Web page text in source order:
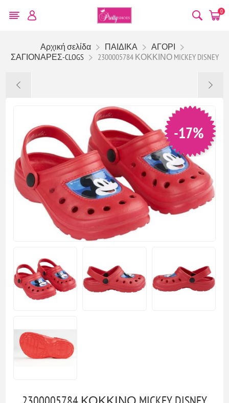
0
Αρχική σελίδα ΠΑΙΔΙΚΑ
ΑΓΟΡΙ
ΣΑΓΙΟΝΑΡΕΣ-CLOGS
2300005784 ΚΟΚΚΙΝΟ MICKEY DISNEY
-17%